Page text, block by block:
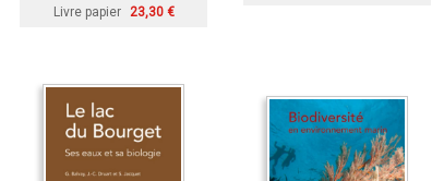
Livre papier 23,30 €